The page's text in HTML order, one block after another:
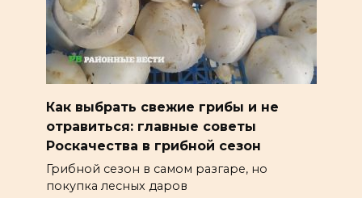
Как выбрать свежие грибы и не
отравиться: главные советы
Роскачества в грибной сезон
Грибной сезон в самом разгаре, но
покупка лесных даров